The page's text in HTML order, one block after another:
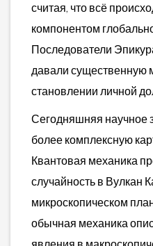
считая, что всё
компонентом
Последователи
давали существенную
становлении личной
Сегодняшняя научное
более комплексную
Квантовая механика
случайность в Вулкан
микроскопическом
обычная механика